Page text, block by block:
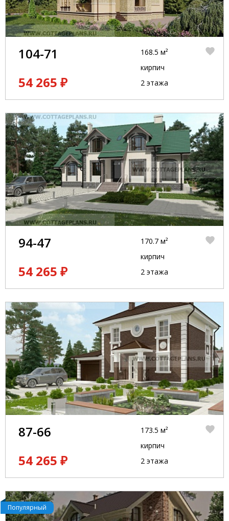
104-71
54 265 ₽
168.5 м²
кирпич
2 этажа
94-47
54 265 ₽
170.7 м²
кирпич
2 этажа
87-66
54 265 ₽
173.5 м²
кирпич
2 этажа
Популярный